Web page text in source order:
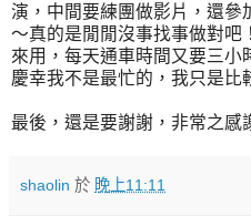
演，中間要練團做影片，還參
～真的是閒閒沒事找事做對吧
來用，每天通車時間又要三小
慶幸我不是最忙的，我只是比
最後，還是要謝謝，非常之感
shaolin 於 晚上11:11